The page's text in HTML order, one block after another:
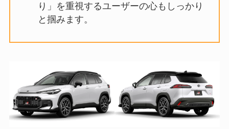
り」を重視するユーザーの心もしっかり
と掴みます。